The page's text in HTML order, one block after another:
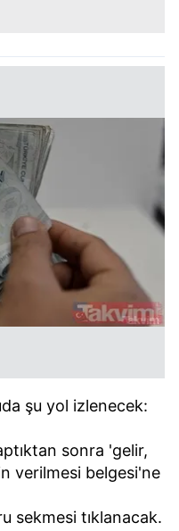
şu yol izlenecek:
sonra 'gelir,
verilmesi belgesi'ne
sekmesi tıklanacak.